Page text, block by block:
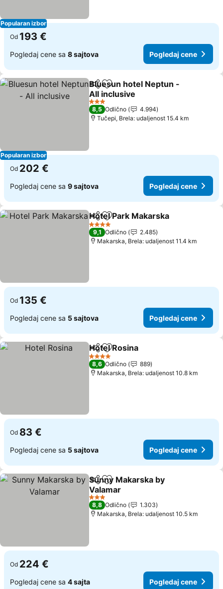
Popularan izbor
Od 193 €
Pogledaj cene sa 8 sajtova Pogledaj cene
Popularan izbor
Deli Dodati u favorite
Bluesun hotel Neptun -
All inclusive
Pogledaj cene
3 Zvezdice
8,5 Odlično
4.994
Tučepi, Brela: udaljenost 15.4 km
Od 202 €
Pogledaj cene sa 9 sajtova Pogledaj cene
Deli Dodati u favorite
Hotel Park Makarska
4 Zvezdice
9,1 Odlično
2.485
Makarska, Brela: udaljenost 11.4 km
Od 135 €
Pogledaj cene sa 5 sajtova Pogledaj cene
Deli Dodati u favorite
Hotel Rosina
4 Zvezdice
8,6 Odlično
889
Makarska, Brela: udaljenost 10.8 km
Od 83 €
Pogledaj cene sa 5 sajtova Pogledaj cene
Deli Dodati u favorite
Sunny Makarska by
Valamar
Pogledaj cene
3 Zvezdice
8,8 Odlično
1.303
Makarska, Brela: udaljenost 10.5 km
Od 224 €
Pogledaj cene sa 4 sajta Pogledaj cene